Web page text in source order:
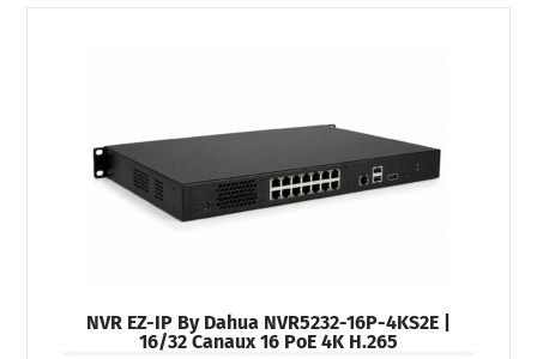
NVR EZ-IP By Dahua NVR5232-16P-4KS2E |
16/32 Canaux 16 PoE 4K H.265